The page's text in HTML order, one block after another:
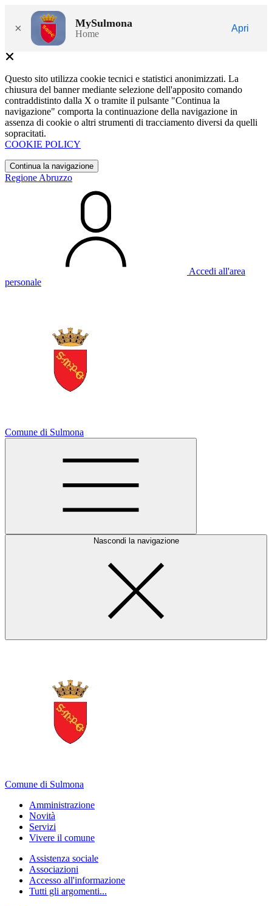
× MySulmona
Home
Apri
Questo sito utilizza cookie tecnici e statistici anonimizzati. La
chiusura del banner mediante selezione dell'apposito comando
contraddistinto dalla X o tramite il pulsante "Continua la
navigazione" comporta la continuazione della navigazione in
assenza di cookie o altri strumenti di tracciamento diversi da quelli
sopracitati.
COOKIE POLICY
Continua la navigazione
Regione Abruzzo
Accedi all'area
personale
Comune di Sulmona
Nascondi la navigazione
Comune di Sulmona
Amministrazione
Novità
Servizi
Vivere il comune
Assistenza sociale
Associazioni
Accesso all'informazione
Tutti gli argomenti...